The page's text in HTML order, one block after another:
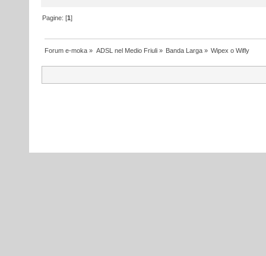
Pagine: [1]
Forum e-moka » ADSL nel Medio Friuli» Banda Larga» Wipex o Wifly